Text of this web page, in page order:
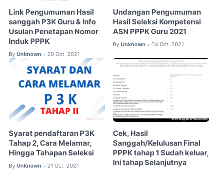
Link Pengumuman Hasil
sanggah P3K Guru & Info
Usulan Penetapan Nomor
Induk PPPK
By Unknown • 20 Oct, 2021
Undangan Pengumuman
Hasil Seleksi Kompetensi
ASN PPPK Guru 2021
By Unknown • 04 Oct, 2021
Syarat pendaftaran P3K
Tahap 2, Cara Melamar,
Hingga Tahapan Seleksi
By Unknown • 21 Oct, 2021
Cek, Hasil
Sanggah/Kelulusan Final
PPPK tahap 1 Sudah keluar,
Ini tahap Selanjutnya